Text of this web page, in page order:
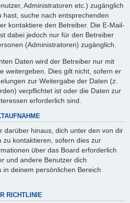
Administratoren etc.) zugänglich
suche nach entsprechenden
kontaktiere den Betreiber. Die E-Mail-
dabei jedoch nur für den Betreiber
(Administratoren) zugänglich.
Daten wird der Betreiber nur mit
weitergeben. Dies gilt nicht, sofern er
zur Weitergabe der Daten (z.
verpflichtet ist oder die Daten zur
erforderlich sind.
darüber hinaus, dich unter den von dir
zu kontaktieren, sofern dies zur
über das Board erforderlich
und andere Benutzer dich
deinem persönlichen Bereich
RICHTLINIE